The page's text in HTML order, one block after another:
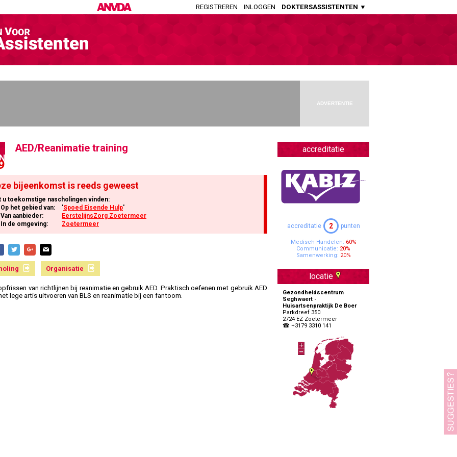
REGISTREREN INLOGGEN DOKTERSASSISTENTEN ▼
HUISARTSENPRAKTIJK
Openbaar Apothekers
Apothekers Assistenten
OVERIGE SPECIALISMEN
Specialisten Ouderengeneeskunde
ADVERTENTIE
accreditatie
accreditatie 2 punten
Medisch Handelen: 60%
Communicatie: 20%
Samenwerking: 20%
locatie
Gezondheidscentrum
Seghwaert -
Huisartsenpraktijk De Boer
Parkdreef 350
2724 EZ Zoetermeer
☎ +3179 3310 141
AED/Reanimatie training
bijeenkomst is reeds geweest
u toekomstige nascholingen vinden:
Op het gebied van:
'Spoed Eisende Hulp'
Van aanbieder:
EerstelijnsZorg Zoetermeer
In de omgeving:
Zoetermeer
Organisatie
van richtlijnen bij reanimatie en gebruik AED. Praktisch oefenen met gebruik AED
lege artis uitvoeren van BLS en reanimatie bij een fantoom.